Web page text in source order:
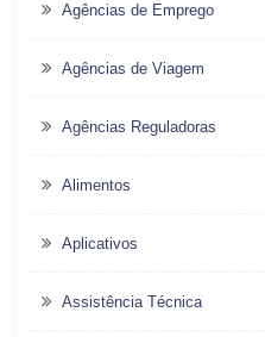
Agências de Emprego
Agências de Viagem
Agências Reguladoras
Alimentos
Aplicativos
Assistência Técnica